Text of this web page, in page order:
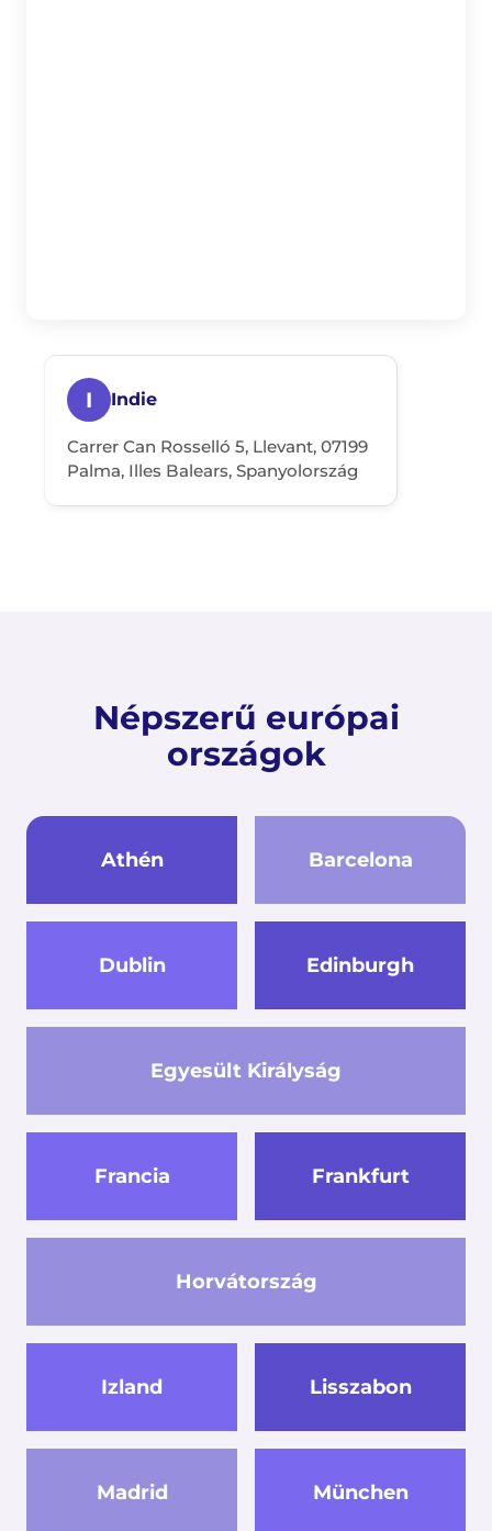
I Indie
Carrer Can Rosselló 5, Llevant, 07199
Palma, Illes Balears, Spanyolország
Népszerű európai
országok
Athén Barcelona
Dublin Edinburgh
Egyesült Királyság
Francia Frankfurt
Horvátország
Izland Lisszabon
Madrid München